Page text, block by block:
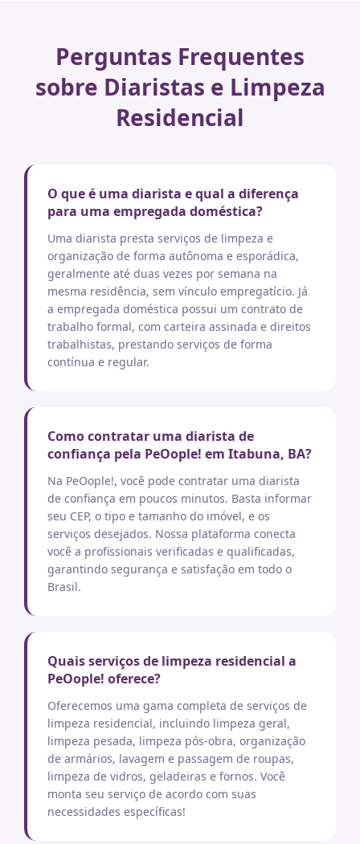
Perguntas Frequentes
sobre Diaristas e Limpeza
Residencial
O que é uma diarista e qual a diferença
para uma empregada doméstica?
Uma diarista presta serviços de limpeza e
organização de forma autônoma e esporádica,
geralmente até duas vezes por semana na
mesma residência, sem vínculo empregatício. Já
a empregada doméstica possui um contrato de
trabalho formal, com carteira assinada e direitos
trabalhistas, prestando serviços de forma
contínua e regular.
Como contratar uma diarista de
confiança pela PeOople! em Itabuna, BA?
Na PeOople!, você pode contratar uma diarista
de confiança em poucos minutos. Basta informar
seu CEP, o tipo e tamanho do imóvel, e os
serviços desejados. Nossa plataforma conecta
você a profissionais verificadas e qualificadas,
garantindo segurança e satisfação em todo o
Brasil.
Quais serviços de limpeza residencial a
PeOople! oferece?
Oferecemos uma gama completa de serviços de
limpeza residencial, incluindo limpeza geral,
limpeza pesada, limpeza pós-obra, organização
de armários, lavagem e passagem de roupas,
limpeza de vidros, geladeiras e fornos. Você
monta seu serviço de acordo com suas
necessidades específicas!